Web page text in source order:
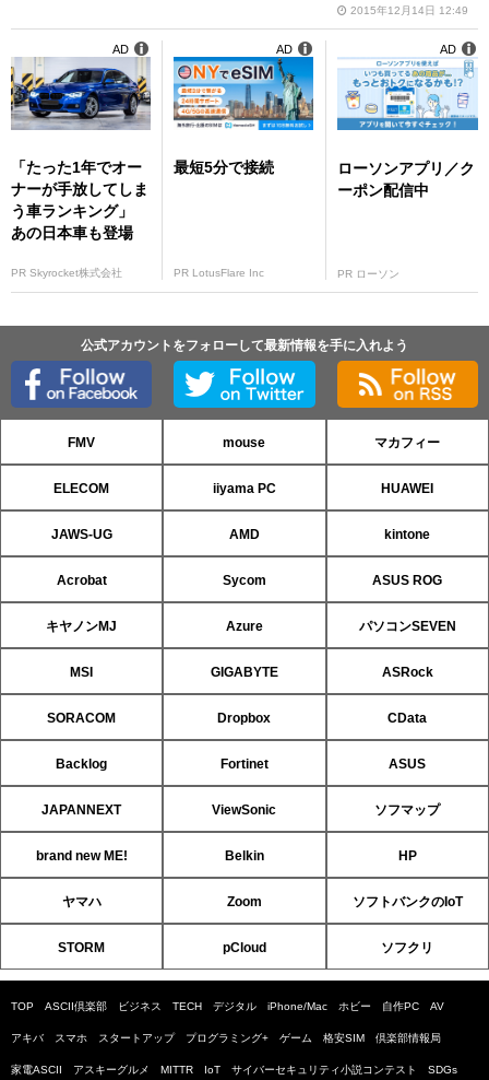
2015年12月14日 12:49
「たった1年でオー
ナーが手放してしま
う車ランキング」
あの日本車も登場
PR Skyrocket株式会社
AD
最短5分で接続
PR LotusFlare Inc
AD
ローソンアプリ／ク
ーポン配信中
PR ローソン
AD
公式アカウントをフォローして最新情報を手に入れよう
FMV mouse マカフィー
ELECOM iiyama PC HUAWEI
JAWS-UG AMD kintone
Acrobat Sycom ASUS ROG
キヤノンMJ Azure パソコンSEVEN
MSI GIGABYTE ASRock
SORACOM Dropbox CData
Backlog Fortinet ASUS
JAPANNEXT ViewSonic ソフマップ
brand new ME! Belkin HP
ヤマハ Zoom ソフトバンクのIoT
STORM pCloud ソフクリ
TOP ASCII倶楽部 ビジネス TECH デジタル iPhone/Mac ホビー 自作PC AV
アキバ スマホ スタートアップ プログラミング+ ゲーム 格安SIM 倶楽部情報局
家電ASCII アスキーグルメ MITTR IoT サイバーセキュリティ小説コンテスト SDGs